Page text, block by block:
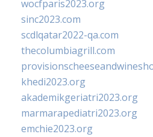
wocfparis2023.org
sinc2023.com
scdlqatar2022-qa.com
thecolumbiagrill.com
khedi2023.org
akademikgeriatri2023.org
marmarapediatri2023.org
emchie2023.org